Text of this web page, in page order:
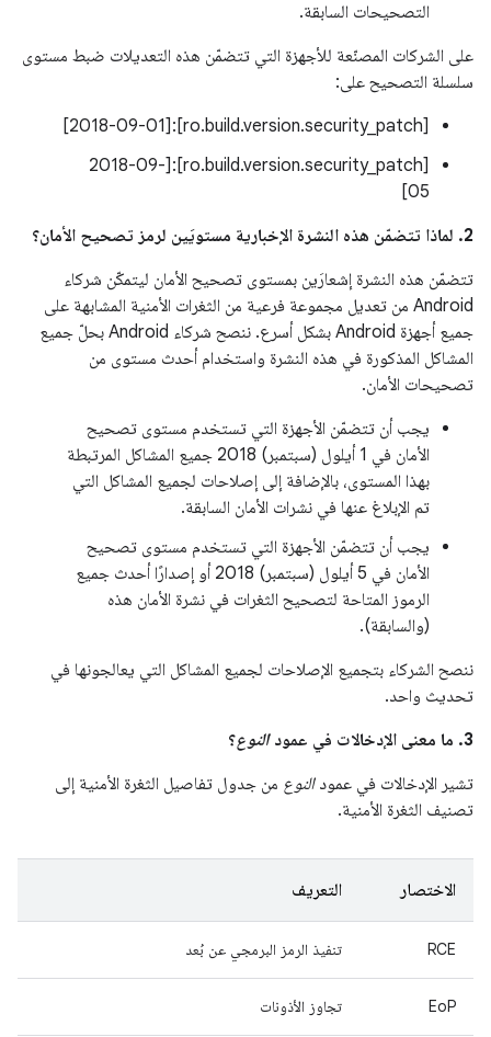
التصحيحات السابقة.
على الشركات المصنّعة للأجهزة التي تتضمّن هذه التعديلات ضبط مستوى
سلسلة التصحيح على:
[ro.build.version.security_patch]:[2018-09-01]
[ro.build.version.security_patch]:[2018-09-
05]
2. لماذا تتضمّن هذه النشرة الإخبارية مستويَين لرمز تصحيح الأمان؟
تتضمّن هذه النشرة إشعارَين بمستوى تصحيح الأمان ليتمكّن شركاء
Android من تعديل مجموعة فرعية من الثغرات الأمنية المشابهة على
جميع أجهزة Android بشكل أسرع. ننصح شركاء Android بحلّ جميع
المشاكل المذكورة في هذه النشرة واستخدام أحدث مستوى من
تصحيحات الأمان.
يجب أن تتضمّن الأجهزة التي تستخدم مستوى تصحيح
الأمان في 1 أيلول (سبتمبر) 2018 جميع المشاكل المرتبطة
بهذا المستوى، بالإضافة إلى إصلاحات لجميع المشاكل التي
تم الإبلاغ عنها في نشرات الأمان السابقة.
يجب أن تتضمّن الأجهزة التي تستخدم مستوى تصحيح
الأمان في 5 أيلول (سبتمبر) 2018 أو إصدارًا أحدث جميع
الرموز المتاحة لتصحيح الثغرات في نشرة الأمان هذه
(والسابقة).
ننصح الشركاء بتجميع الإصلاحات لجميع المشاكل التي يعالجونها في
تحديث واحد.
3. ما معنى الإدخالات في عمود
النوع؟
تشير الإدخالات في عمودالنوع من جدول تفاصيل الثغرة الأمنية إلى
تصنيف الثغرة الأمنية.
الاختصار التعريف
RCE تنفيذ الرمز البرمجي عن بُعد
EoP تجاوز الأذونات